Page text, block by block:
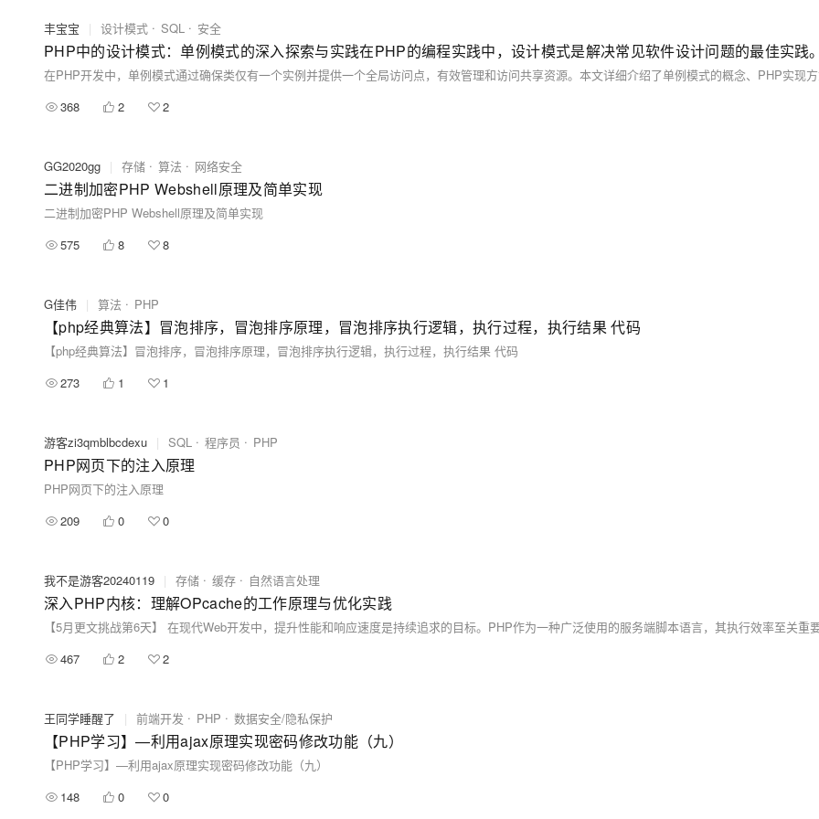
丰宝宝 | 设计模式 SQL 安全
368
2 2
GG2020gg | 存储 算法 网络安全
二进制加密PHP Webshell原理及简单实现
二进制加密PHP Webshell原理及简单实现
575
8 8
G佳伟 | 算法 PHP
【php经典算法】冒泡排序，冒泡排序原理，冒泡排序执行逻辑，执行过程，执行结果 代码
【php经典算法】冒泡排序，冒泡排序原理，冒泡排序执行逻辑，执行过程，执行结果 代码
273
1 1
游客zi3qmblbcdexu | SQL 程序员 PHP
PHP网页下的注入原理
PHP网页下的注入原理
209
0 0
我不是游客20240119 | 存储 缓存 自然语言处理
深入PHP内核：理解OPcache的工作原理与优化实践
467
2 2
王同学睡醒了 | 前端开发 PHP 数据安全/隐私保护
【PHP学习】—利用ajax原理实现密码修改功能（九）
【PHP学习】—利用ajax原理实现密码修改功能（九）
148
0 0